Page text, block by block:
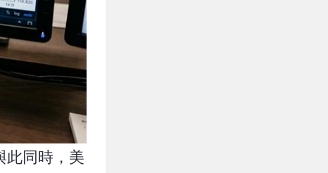
此同時，美